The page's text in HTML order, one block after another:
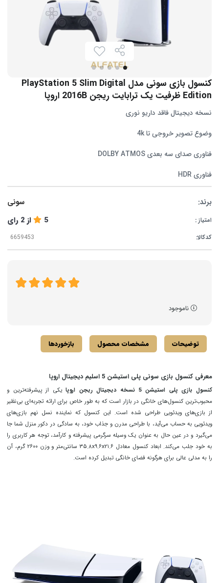
کنسول بازی سونی مدل PlayStation 5 Slim Digital
Edition ظرفیت یک ترابایت ریجن 2016B اروپا
نسخه دیجیتال فاقد داریو نوری
وضوع تصویر خروجی تا 4k
فناوری صدای سه بعدی DOLBY ATMOS
فناوری HDR
برند: سونی
امتیاز : 5 از 2 رای
کدکالا:
ناموجود
توضیحات مشخصات محصول بازخوردها
معرفی کنسول بازی سونی پلی استیشن 5 اسلیم دیجیتال اروپا
کنسول بازی پلی استیشن 5 نسخه دیجیتال ریجن اروپا
یکی از پیشرفته‌ترین و
محبوب‌ترین کنسول‌های خانگی در بازار است که به طور خاص برای ارائه تجربه‌ای بی‌نظیر
از بازی‌های ویدئویی طراحی شده است. این کنسول که نماینده نسل نهم بازی‌های
ویدئویی به حساب می‌آید، با طراحی مدرن و جذاب خود، به سادگی در دکور منزل شما جا
می‌گیرد و در عین حال به عنوان یک وسیله سرگرمی پیشرفته و کارآمد، توجه هر کاربری را
به خود جلب می‌کند. ابعاد کنسول معادل ۳۵.۸x۹.۶x۲۱.۶سانتی‌متر و وزن۲۶۰۰ گرم، آن
را به مدلی عالی برای هرگونه فضای خانگی تبدیل کرده است.